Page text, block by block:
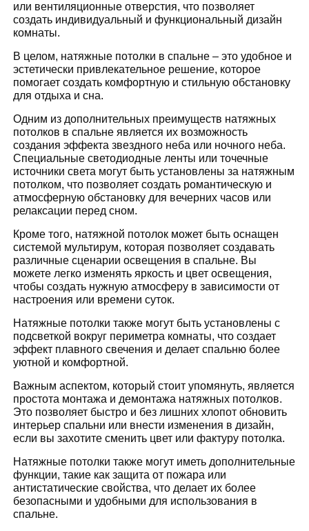
или вентиляционные отверстия, что позволяет
создать индивидуальный и функциональный дизайн
комнаты.
В целом, натяжные потолки в спальне – это удобное и
эстетически привлекательное решение, которое
помогает создать комфортную и стильную обстановку
для отдыха и сна.
Одним из дополнительных преимуществ натяжных
потолков в спальне является их возможность
создания эффекта звездного неба или ночного неба.
Специальные светодиодные ленты или точечные
источники света могут быть установлены за натяжным
потолком, что позволяет создать романтическую и
атмосферную обстановку для вечерних часов или
релаксации перед сном.
Кроме того, натяжной потолок может быть оснащен
системой мультирум, которая позволяет создавать
различные сценарии освещения в спальне. Вы
можете легко изменять яркость и цвет освещения,
чтобы создать нужную атмосферу в зависимости от
настроения или времени суток.
Натяжные потолки также могут быть установлены с
подсветкой вокруг периметра комнаты, что создает
эффект плавного свечения и делает спальню более
уютной и комфортной.
Важным аспектом, который стоит упомянуть, является
простота монтажа и демонтажа натяжных потолков.
Это позволяет быстро и без лишних хлопот обновить
интерьер спальни или внести изменения в дизайн,
если вы захотите сменить цвет или фактуру потолка.
Натяжные потолки также могут иметь дополнительные
функции, такие как защита от пожара или
антистатические свойства, что делает их более
безопасными и удобными для использования в
спальне.